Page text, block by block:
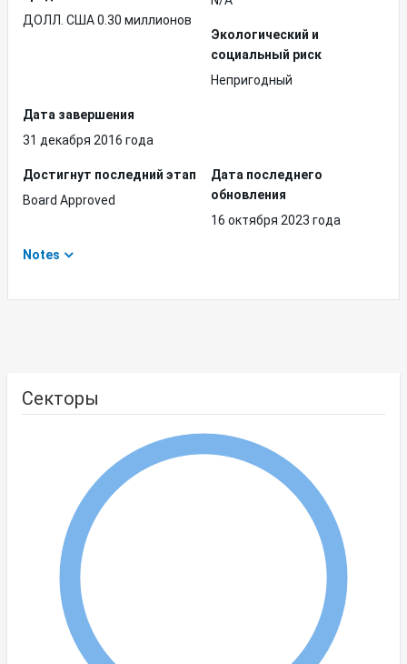
ДОЛЛ. США 0.30 миллионов
Экологический и
социальный риск
Непригодный
Дата завершения
31 декабря 2016 года
Достигнут последний этап
Board Approved
Дата последнего
обновления
16 октября 2023 года
Notes
Секторы